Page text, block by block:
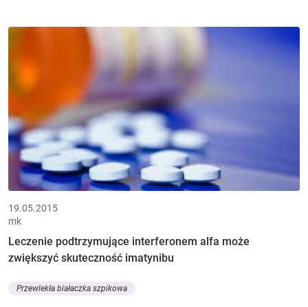
19.05.2015
mk
Leczenie podtrzymujące interferonem alfa może
zwiększyć skuteczność imatynibu
Przewlekła białaczka szpikowa